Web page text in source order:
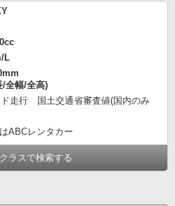
L
/全幅/全高)
ド走行 国土交通省審査値(国内のみ
ABCレンタカー
ラスで検索する